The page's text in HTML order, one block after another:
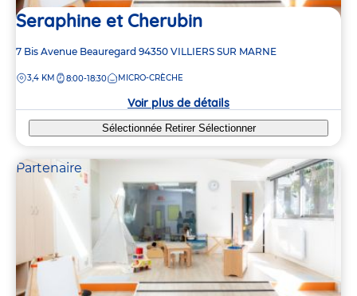
Seraphine et Cherubin
Adresse
la
7 Bis Avenue Beauregard 94350 VILLIERS SUR MARNE
DISTANCE
3,4 KM 8:00-18:30 MICRO-CRÈCHE
Voir plus de détails
Sélectionnée Retirer Sélectionner
Partenaire